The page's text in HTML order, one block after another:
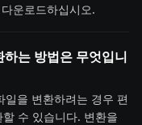
운로드하십시오.
는 방법은 무엇입니
을 변환하려는 경우 편
수 있습니다. 변환을